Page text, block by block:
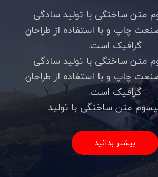
متن ساختگی با تولید سادگی
چاپ و با استفاده از طراحان
گرافیک است.
متن ساختگی با تولید سادگی
چاپ و با استفاده از طراحان
گرافیک است.
متن ساختگی با تولید
بیشتر بدانید